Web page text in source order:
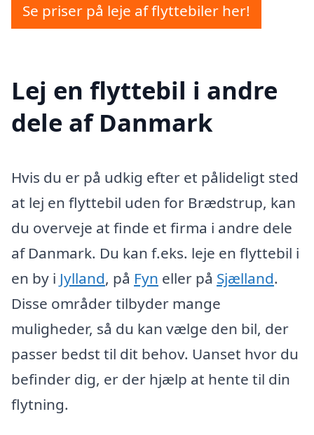
Se priser på leje af flyttebiler her!
Lej en flyttebil i andre
dele af Danmark
Hvis du er på udkig efter et pålideligt sted
at lej en flyttebil uden for Brædstrup, kan
du overveje at finde et firma i andre dele
af Danmark. Du kan f.eks. leje en flyttebil i
en by i Jylland, på Fyn eller på Sjælland.
Disse områder tilbyder mange
muligheder, så du kan vælge den bil, der
passer bedst til dit behov. Uanset hvor du
befinder dig, er der hjælp at hente til din
flytning.